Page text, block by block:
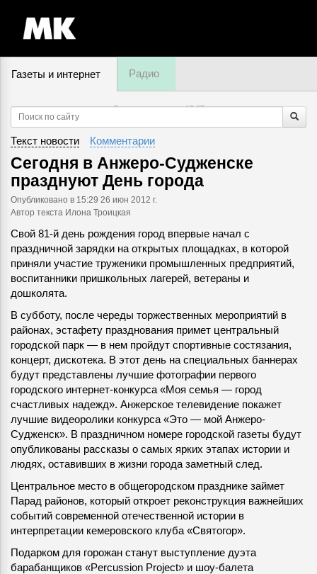
Газеты и интернет Радио
7 августа, пятница,15:07
Текст новости Комментарии
Сегодня в Анжеро-Судженске
празднуют День города
Опубликовано в 15:29 26 июн 2012 г.
Автор текста Илона Троицкая
Свой 81-й день рождения город впервые начал с
праздничной зарядки на открытых площадках, в которой
приняли участие труженики промышленных предприятий,
воспитанники пришкольных лагерей, ветераны и
дошколята.
В субботу, после череды торжественных мероприятий в
районах, эстафету празднования примет центральный
городской парк — в нем пройдут спортивные состязания,
концерт, дискотека. В этот день на специальных баннерах
будут представлены лучшие фотографии первого
городского интернет-конкурса «Моя семья — город
счастливых надежд». Анжерское телевидение покажет
лучшие видеоролики конкурса «Это — мой Анжеро-
Судженск». В праздничном номере городской газеты будут
опубликованы рассказы о самых ярких этапах истории и
людях, оставивших в жизни города заметный след.
Центральное место в общегородском празднике займет
Парад районов, который откроет реконструкция важнейших
событий современной отечественной истории в
интерпретации кемеровского клуба «Святогор».
Подарком для горожан станут выступление дуэта
барабанщиков «Percussion Project» и шоу-балета